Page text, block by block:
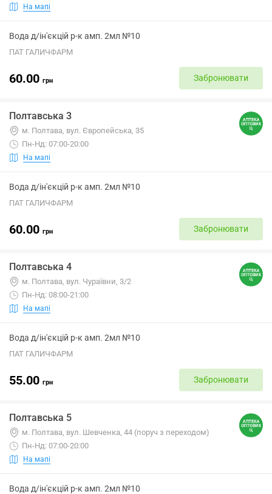
На мапі
Вода д/ін'єкцій р-к амп. 2мл №10
ПАТ ГАЛИЧФАРМ
60.00 грн Забронювати
Полтавська 3
м. Полтава, вул. Європейська, 35
Пн-Нд: 07:00-20:00
На мапі
Вода д/ін'єкцій р-к амп. 2мл №10
ПАТ ГАЛИЧФАРМ
60.00 грн Забронювати
Полтавська 4
м. Полтава, вул. Чураївни, 3/2
Пн-Нд: 08:00-21:00
На мапі
Вода д/ін'єкцій р-к амп. 2мл №10
ПАТ ГАЛИЧФАРМ
55.00 грн Забронювати
Полтавська 5
м. Полтава, вул. Шевченка, 44 (поруч з переходом)
Пн-Нд: 07:00-20:00
На мапі
Вода д/ін'єкцій р-к амп. 2мл №10